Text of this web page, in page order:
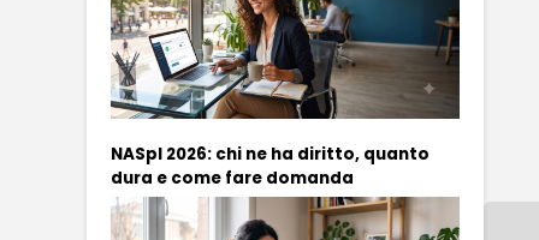
NASpI 2026: chi ne ha diritto, quanto
dura e come fare domanda